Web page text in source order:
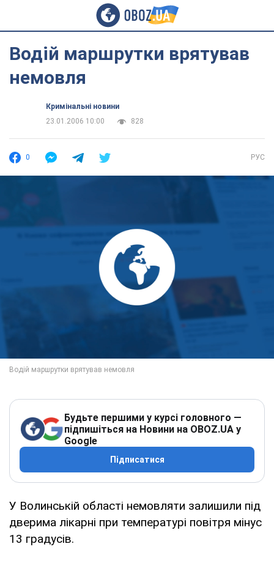
Водій маршрутки врятував
немовля
Кримінальні новини
23.01.2006 10:00
828
0 РУС
Будьте першими у курсі головного —
підпишіться на Новини на OBOZ.UA у
Google
Підписатися
У Волинській області немовляти залишили під
дверима лікарні при температурі повітря мінус
13 градусів.